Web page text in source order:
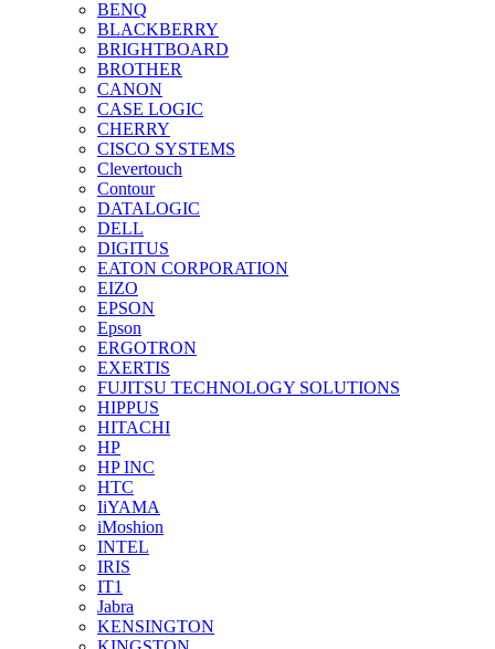
BENQ
BLACKBERRY
BRIGHTBOARD
BROTHER
CANON
CASE LOGIC
CHERRY
CISCO SYSTEMS
Clevertouch
Contour
DATALOGIC
DELL
DIGITUS
EATON CORPORATION
EIZO
EPSON
Epson
ERGOTRON
EXERTIS
FUJITSU TECHNOLOGY SOLUTIONS
HIPPUS
HITACHI
HP
HP INC
HTC
IiYAMA
iMoshion
INTEL
IRIS
IT1
Jabra
KENSINGTON